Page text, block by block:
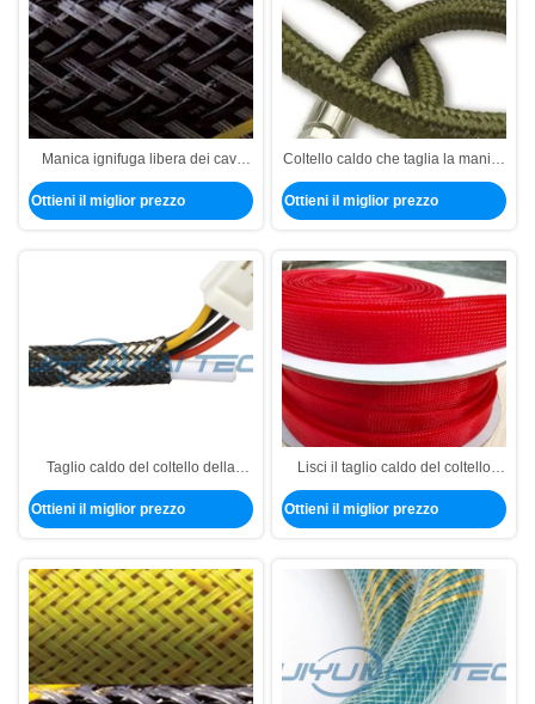
Manica ignifuga libera dei cavi
dell'alogeno per il cablaggio di
cavo della metropolitana della
maglia
Ottieni il miglior prezzo
Coltello caldo che taglia la manica
ignifuga estensibile del cavo per il
cablaggio basso del cavo del
fumo
Ottieni il miglior prezzo
Taglio caldo del coltello della
manica ignifuga resistente del
cavo dell'abrasione per i cavi
proteggenti
Ottieni il miglior prezzo
Lisci il taglio caldo del coltello
della manica ignifuga di superficie
del cavo per la
gestione/impacchettare
Ottieni il miglior prezzo